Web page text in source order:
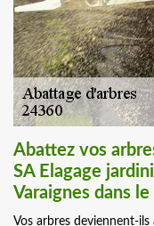
Abattez vos
SA Elagage
Varaignes dans
Vos arbres deviennent-